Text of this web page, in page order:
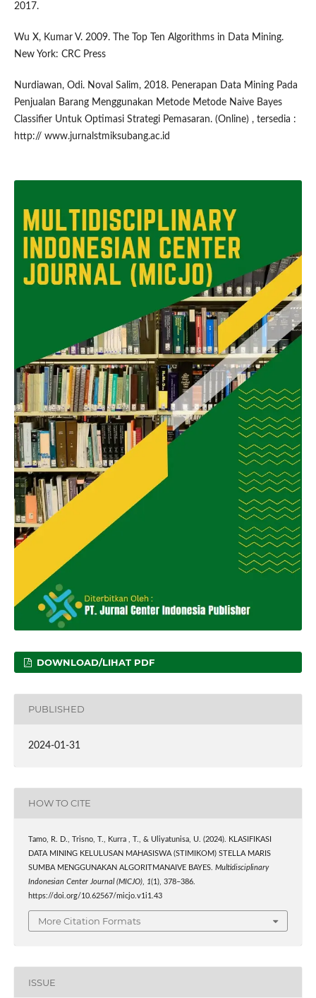
2017.
Wu X, Kumar V. 2009. The Top Ten Algorithms in Data Mining.
New York: CRC Press
Nurdiawan, Odi. Noval Salim, 2018. Penerapan Data Mining Pada
Penjualan Barang Menggunakan Metode Metode Naive Bayes
Classifier Untuk Optimasi Strategi Pemasaran. (Online) , tersedia :
http:// www.jurnalstmiksubang.ac.id
DOWNLOAD/LIHAT PDF
PUBLISHED
2024-01-31
HOW TO CITE
Tamo, R. D., Trisno, T., Kurra , T., & Uliyatunisa, U. (2024). KLASIFIKASI
DATA MINING KELULUSAN MAHASISWA (STIMIKOM) STELLA MARIS
SUMBA MENGGUNAKAN ALGORITMANAIVE BAYES. Multidisciplinary
Indonesian Center Journal (MICJO), 1(1), 378–386.
https://doi.org/10.62567/micjo.v1i1.43
More Citation Formats
ISSUE